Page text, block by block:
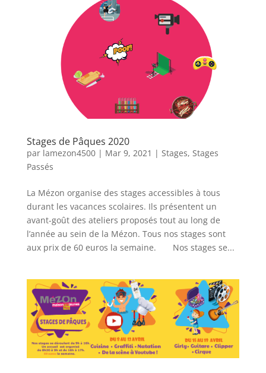
Stages de Pâques 2020
par lamezon4500| Mar 9, 2021 | Stages, Stages
Passés
La Mézon organise des stages accessibles à tous
durant les vacances scolaires. Ils présentent un
avant-goût des ateliers proposés tout au long de
l’année au sein de la Mézon. Tous nos stages sont
aux prix de 60 euros la semaine. Nos stages se...